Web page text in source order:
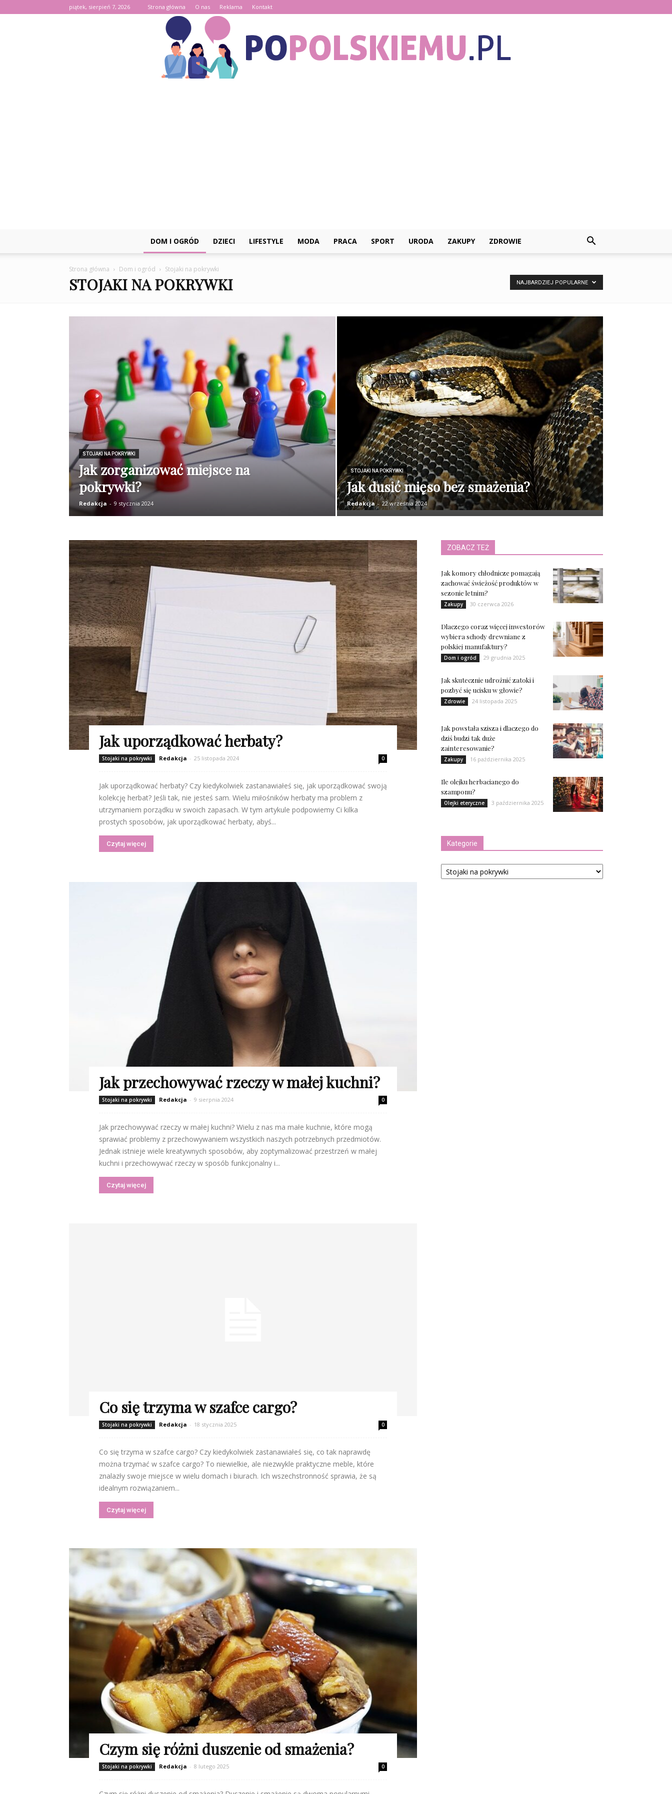
piątek, sierpień 7, 2026 Strona główna O nas Reklama Kontakt
DOM I OGRÓD DZIECI LIFESTYLE MODA PRACA SPORT URODA ZAKUPY ZDROWIE
Strona główna Dom i ogród Stojaki na pokrywki
STOJAKI NA POKRYWKI NAJBARDZIEJ POPULARNE
STOJAKI NA POKRYWKI
Jak zorganizować miejsce na
pokrywki?
Redakcja - 9 stycznia 2024
STOJAKI NA POKRYWKI
Jak dusić mięso bez smażenia?
Redakcja - 22 września 2024
Jak uporządkować herbaty?
Stojaki na pokrywki Redakcja - 25 listopada 2024 0
Jak uporządkować herbaty? Czy kiedykolwiek zastanawiałeś się, jak uporządkować swoją
kolekcję herbat? Jeśli tak, nie jesteś sam. Wielu miłośników herbaty ma problem z
utrzymaniem porządku w swoich zapasach. W tym artykule podpowiemy Ci kilka
prostych sposobów, jak uporządkować herbaty, abyś...
Czytaj więcej
Jak przechowywać rzeczy w małej kuchni?
Stojaki na pokrywki Redakcja - 9 sierpnia 2024 0
Jak przechowywać rzeczy w małej kuchni? Wielu z nas ma małe kuchnie, które mogą
sprawiać problemy z przechowywaniem wszystkich naszych potrzebnych przedmiotów.
Jednak istnieje wiele kreatywnych sposobów, aby zoptymalizować przestrzeń w małej
kuchni i przechowywać rzeczy w sposób funkcjonalny i...
Czytaj więcej
Co się trzyma w szafce cargo?
Stojaki na pokrywki Redakcja - 18 stycznia 2025 0
Co się trzyma w szafce cargo? Czy kiedykolwiek zastanawiałeś się, co tak naprawdę
można trzymać w szafce cargo? To niewielkie, ale niezwykle praktyczne meble, które
znalazły swoje miejsce w wielu domach i biurach. Ich wszechstronność sprawia, że są
idealnym rozwiązaniem...
Czytaj więcej
Czym się różni duszenie od smażenia?
Stojaki na pokrywki Redakcja - 8 lutego 2025 0
ZOBACZ TEŻ
Jak komory chłodnicze pomagają
zachować świeżość produktów w
sezonie letnim?
Zakupy 30 czerwca 2026
Dlaczego coraz więcej inwestorów
wybiera schody drewniane z
polskiej manufaktury?
Dom i ogród 29 grudnia 2025
Jak skutecznie udrożnić zatoki i
pozbyć się ucisku w głowie?
Zdrowie 24 listopada 2025
Jak powstała szisza i dlaczego do
dziś budzi tak duże
zainteresowanie?
Zakupy 16 października 2025
Ile olejku herbacianego do
szamponu?
Olejki eteryczne 3 października 2025
Kategorie
Kategorie